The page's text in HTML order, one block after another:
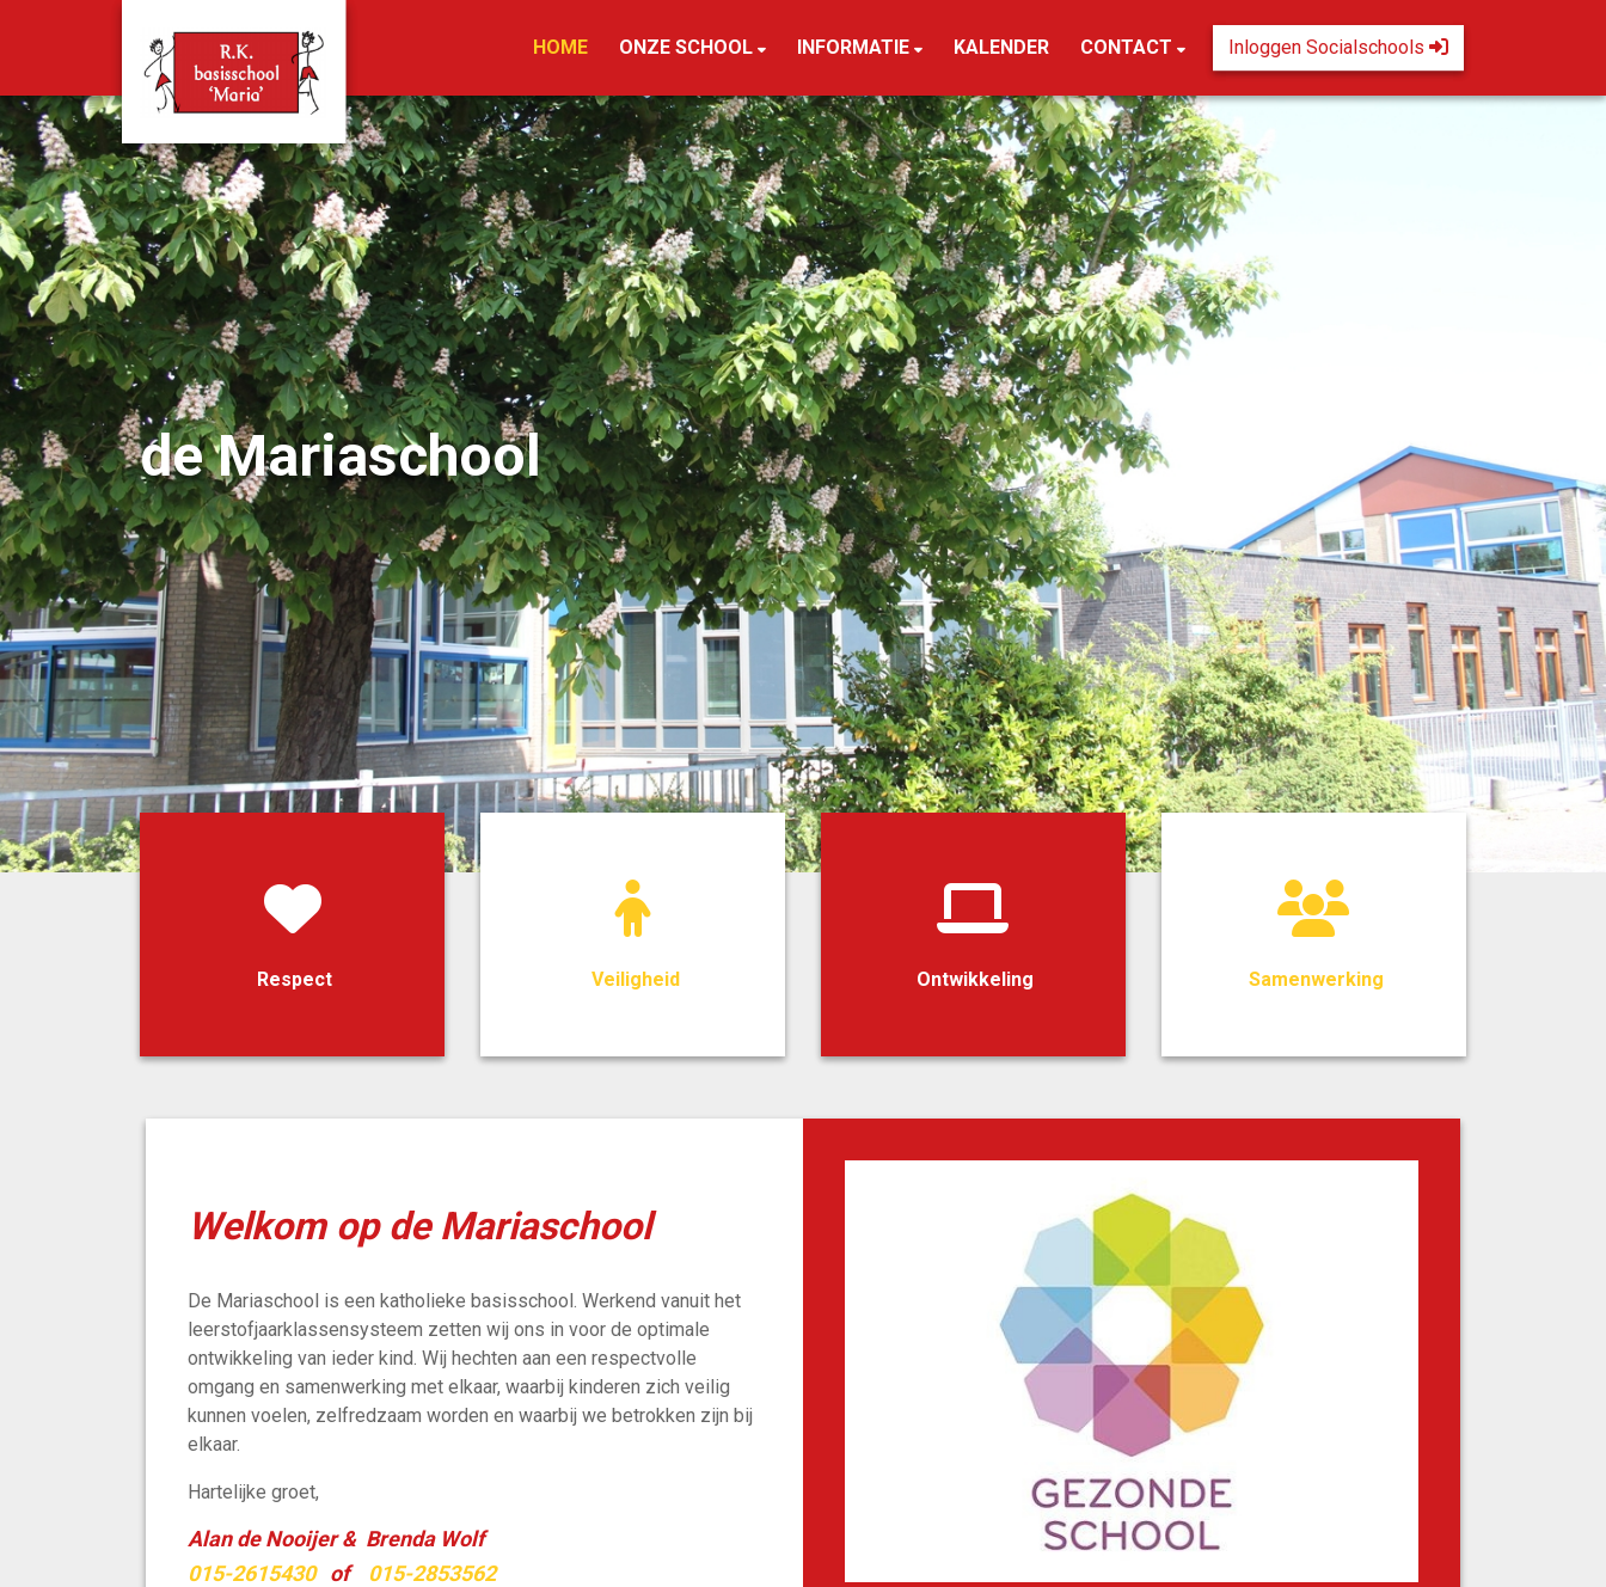
HOME ONZE SCHOOL INFORMATIE KALENDER CONTACT Inloggen Socialschools
de Mariaschool
Respect Veiligheid Ontwikkeling Samenwerking
Welkom op de Mariaschool
De Mariaschool is een katholieke basisschool. Werkend vanuit het
leerstofjaarklassensysteem zetten wij ons in voor de optimale
ontwikkeling van ieder kind. Wij hechten aan een respectvolle
omgang en samenwerking met elkaar, waarbij kinderen zich veilig
kunnen voelen, zelfredzaam worden en waarbij we betrokken zijn bij
elkaar.
Hartelijke groet,
Alan de Nooijer & Brenda Wolf
015-2615430of 015-2853562